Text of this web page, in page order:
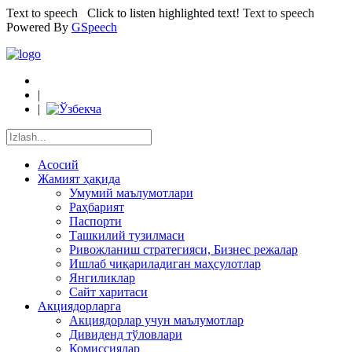
Text to speech Click to listen highlighted text! Text to speech
Powered By GSpeech
|
|
Асосий
Жамият ҳақида
Умумий маълумотлари
Раҳбарият
Паспорти
Ташкилий тузилмаси
Ривожланиш стратегияси, Бизнес режалар
Ишлаб чиқариладиган маҳсулотлар
Янгиликлар
Сайт харитаси
Акциядорларга
Акциядорлар учун маълумотлар
Дивиденд тўловлари
Комиссиялар